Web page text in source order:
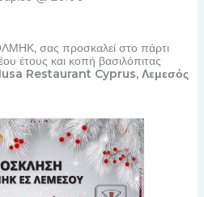
σας προσκαλεί στο πάρτι
έτους και κοπή βασιλόπιτας
Restaurant Cyprus, Λεμεσός